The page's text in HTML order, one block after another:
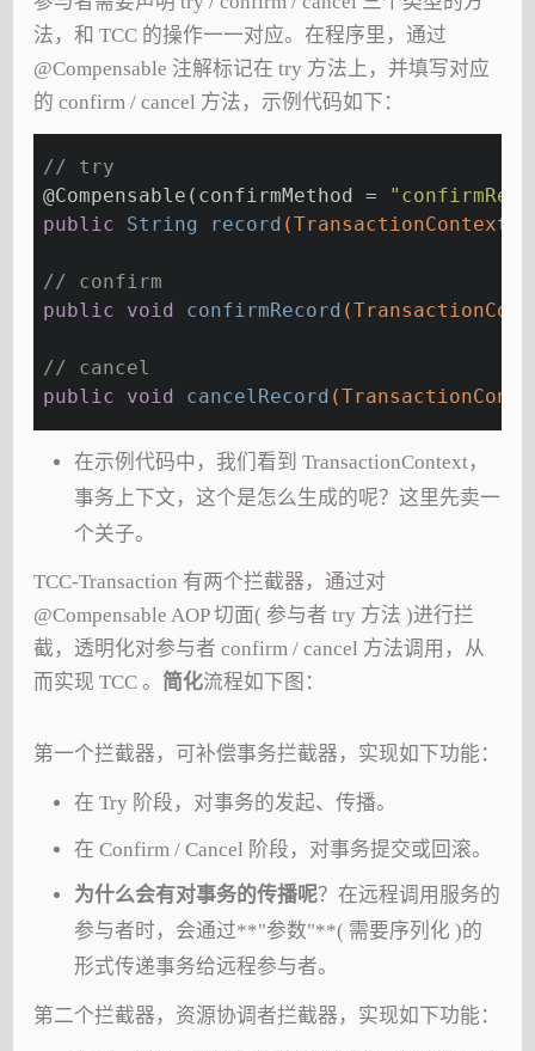
法，和 TCC 的操作一一对应。在程序里，通过
@Compensable 注解标记在 try 方法上，并填写对应
的 confirm / cancel 方法，示例代码如下：
// try
@Compensable (confirmMethod =
public String record (TransactionContext
// confirm
public
void confirmRecord
// cancel
public
void cancelRecord
在示例代码中，我们看到 TransactionContext，
事务上下文，这个是怎么生成的呢？这里先卖一
个关子。
TCC-Transaction 有两个拦截器，通过对
@Compensable AOP 切面( 参与者 try 方法 )进行拦
截，透明化对参与者 confirm / cancel 方法调用，从
而实现 TCC 。 简化流程如下图：
第一个拦截器，可补偿事务拦截器，实现如下功能：
在 Try 阶段，对事务的发起、传播。
在 Confirm / Cancel 阶段，对事务提交或回滚。
为什么会有对事务的传播呢？在远程调用服务的
参与者时，会通过**"参数"**( 需要序列化 )的
形式传递事务给远程参与者。
第二个拦截器，资源协调者拦截器，实现如下功能：